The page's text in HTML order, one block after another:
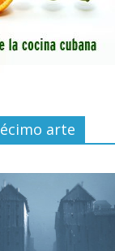
arte